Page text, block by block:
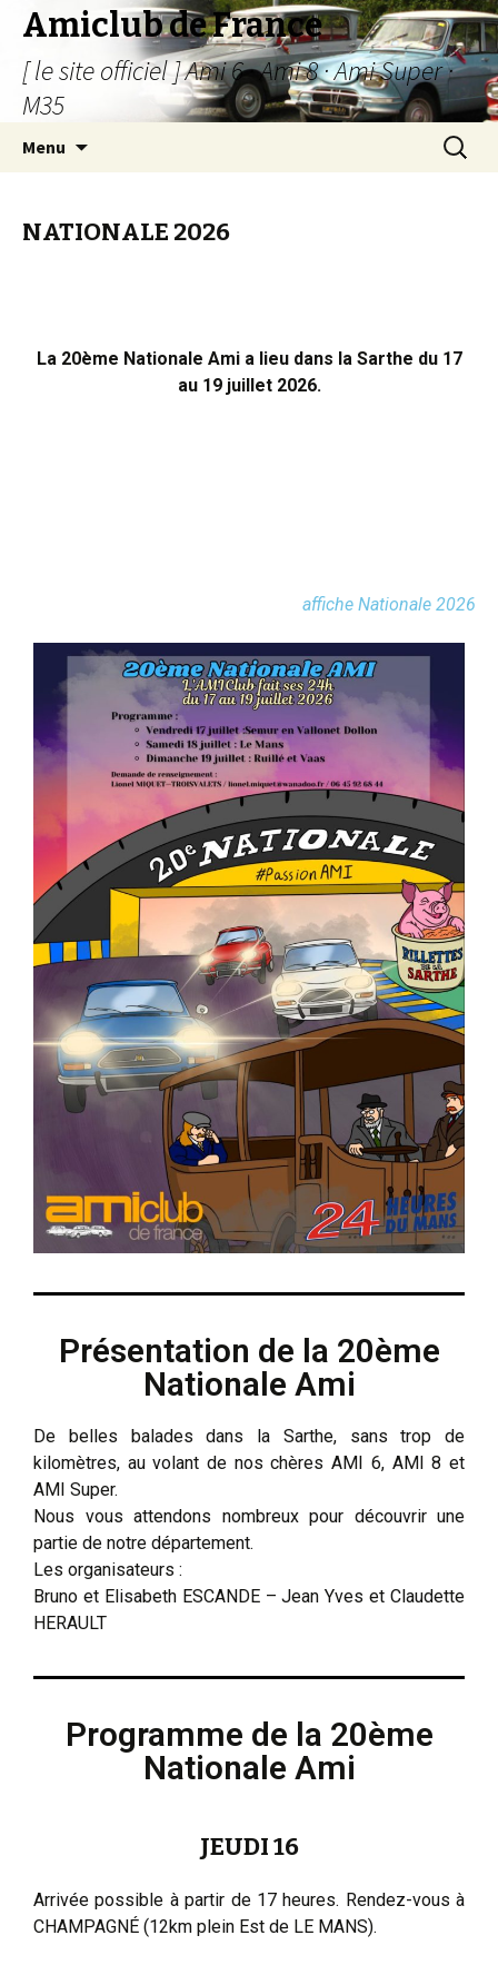
Amiclub de France
[ le site officiel ] Ami 6 · Ami 8 · Ami Super ·
M35
Menu
NATIONALE 2026
La 20ème Nationale Amia lieu dans la Sarthe du 17
au 19 juillet 2026.
affiche Nationale 2026
Présentation de la 20ème
Nationale Ami
De belles balades dans la Sarthe, sans trop de
kilomètres, au volant de nos chères AMI 6, AMI 8 et
AMI Super.
Nous vous attendons nombreux pour découvrir une
partie de notre département.
Les organisateurs :
Bruno et Elisabeth ESCANDE – Jean Yves et Claudette
HERAULT
Programme de la 20ème
Nationale Ami
JEUDI 16
Arrivée possible à partir de 17 heures. Rendez-vous à
CHAMPAGNÉ (12km plein Est de LE MANS).